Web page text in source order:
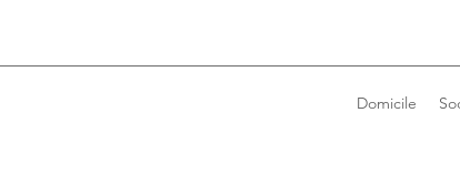
Domicile